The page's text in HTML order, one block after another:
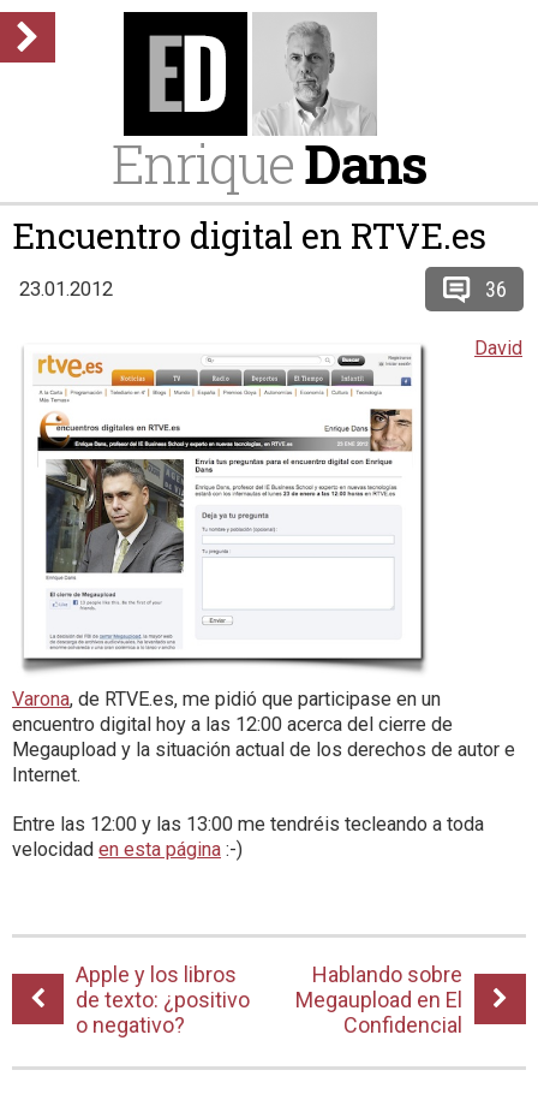
EnriqueDans
Encuentro digital en RTVE.es
23.01.2012 36
David
Varona, de RTVE.es, me pidió que participase en un
encuentro digital hoy a las 12:00 acerca del cierre de
Megaupload y la situación actual de los derechos de autor e
Internet.
Entre las 12:00 y las 13:00 me tendréis tecleando a toda
velocidad en esta página :-)
Apple y los libros
de texto: ¿positivo
o negativo?
Hablando sobre
Megaupload en El
Confidencial